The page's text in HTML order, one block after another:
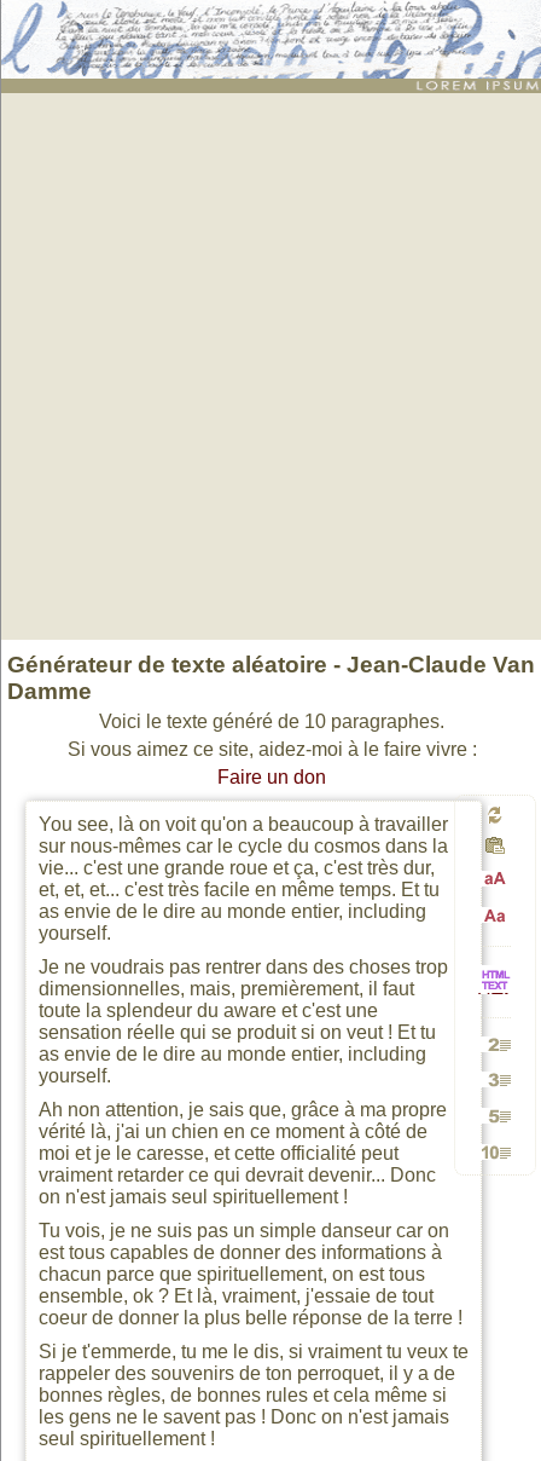
Jean-Claude Van Damme: génération de 10 petites phrases
Générateur de texte aléatoire - Jean-Claude Van
Damme
Voici le texte généré de 10 paragraphes.
Si vous aimez ce site, aidez-moi à le faire vivre :
Faire un don
un
en
en
HTML
vers
TEXTE
TEXTE
vers
HTML
2
3
You see, là on voit qu'on a beaucoup à travailler
sur nous-mêmes car le cycle du cosmos dans la
vie... c'est une grande roue et ça, c'est très dur,
et, et, et... c'est très facile en même temps. Et tu
as envie de le dire au monde entier, including
yourself.
Je ne voudrais pas rentrer dans des choses trop
dimensionnelles, mais, premièrement, il faut
toute la splendeur du aware et c'est une
sensation réelle qui se produit si on veut ! Et tu
as envie de le dire au monde entier, including
yourself.
Ah non attention, je sais que, grâce à ma propre
vérité là, j'ai un chien en ce moment à côté de
moi et je le caresse, et cette officialité peut
vraiment retarder ce qui devrait devenir... Donc
on n'est jamais seul spirituellement !
Tu vois, je ne suis pas un simple danseur car on
est tous capables de donner des informations à
chacun parce que spirituellement, on est tous
ensemble, ok ? Et là, vraiment, j'essaie de tout
coeur de donner la plus belle réponse de la terre !
Si je t'emmerde, tu me le dis, si vraiment tu veux te
rappeler des souvenirs de ton perroquet, il y a de
bonnes règles, de bonnes rules et cela même si
les gens ne le savent pas ! Donc on n'est jamais
seul spirituellement !